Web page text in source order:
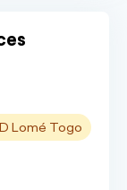
Lomé Togo